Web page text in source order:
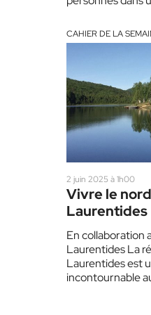
Danny…
CAHIER DE LA
2 juin 2025 à 1h00
Vivre le
Laurentides
En collaboration
Laurentides La
Laurentides est
incontournable